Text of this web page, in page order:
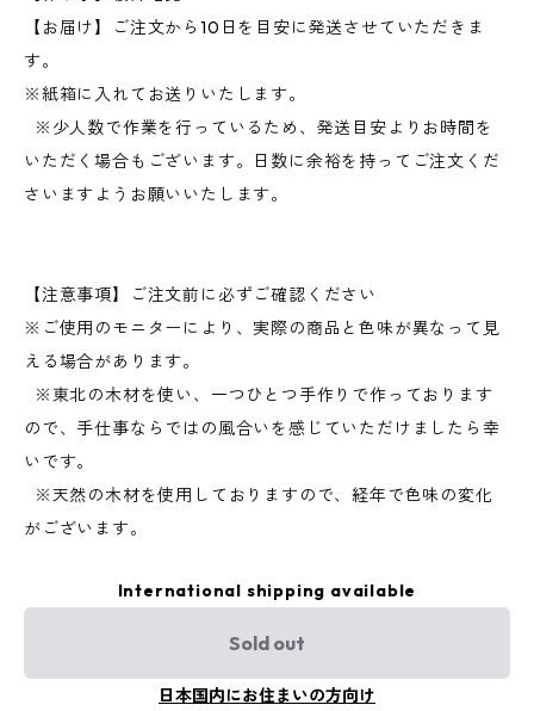
【お届け】ご注文から10日を目安に発送させていただきま
す。
※紙箱に入れてお送りいたします。
※少人数で作業を行っているため、発送目安よりお時間を
いただく場合もございます。日数に余裕を持ってご注文くだ
さいますようお願いいたします。
【注意事項】ご注文前に必ずご確認ください
※ご使用のモニターにより、実際の商品と色味が異なって見
える場合があります。
※東北の木材を使い、一つひとつ手作りで作っております
ので、手仕事ならではの風合いを感じていただけましたら幸
いです。
※天然の木材を使用しておりますので、経年で色味の変化
がございます。
International shipping available
Sold out
日本国内にお住まいの方向け